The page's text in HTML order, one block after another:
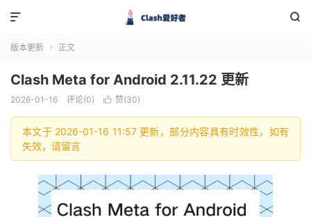


版本更新  正文
Clash Meta for Android 2.11.22 更新
2026-01-16 评论(0)  赞(30)
本文于 2026-01-16 11:57 更新，部分内容具有时效性，如有
失效，请留言